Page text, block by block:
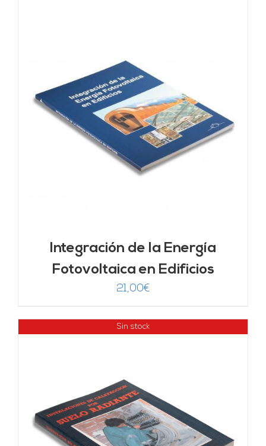
Integración de la Energía
Fotovoltaica en Edificios
21,00€
Sin stock